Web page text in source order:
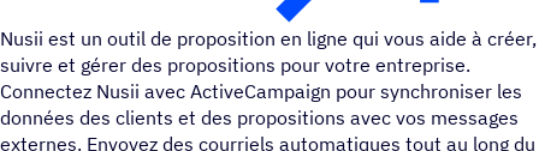
Nusii est un outil de proposition en ligne qui vous aide à créer,
suivre et gérer des propositions pour votre entreprise.
Connectez Nusii avec ActiveCampaign pour synchroniser les
données des clients et des propositions avec vos messages
externes. Envoyez des courriels automatiques tout au long du